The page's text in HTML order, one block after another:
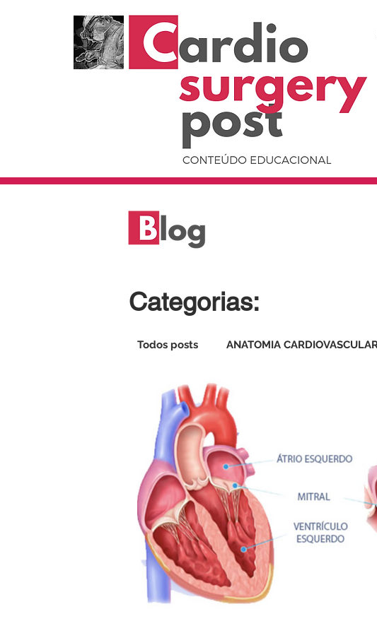
Categorias:
Todos posts ANATOMIA
CARDIOPATIA CONGÊNITA
VALVA MITRAL VALVA TRICÚSPIDE
CIRCULAÇÃO EXTRACORPÓREA
CASOS CLÍNICOS